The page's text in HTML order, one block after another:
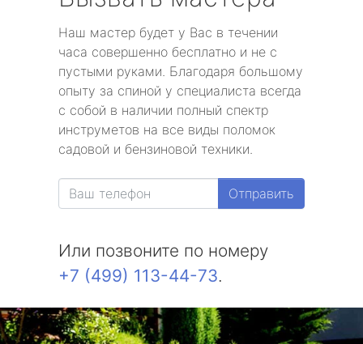
Наш мастер будет у Вас в течении
часа совершенно бесплатно и не с
пустыми руками. Благодаря большому
опыту за спиной у специалиста всегда
с собой в наличии полный спектр
инструметов на все виды поломок
садовой и бензиновой техники.
Отправить
Или позвоните по номеру
+7 (499) 113-44-73.